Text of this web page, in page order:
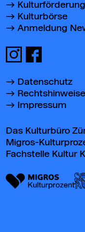
Kulturförderung
Kulturbörse
Anmeldung
Datenschutz
Rechtshinweise
Impressum
Das Kulturbüro
Migros-
Fachstelle Kultur